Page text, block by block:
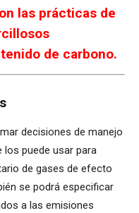
las prácticas de
de carbono.
decisiones de manejo
los puede usar para
de gases de efecto
se podrá especificar
a las emisiones